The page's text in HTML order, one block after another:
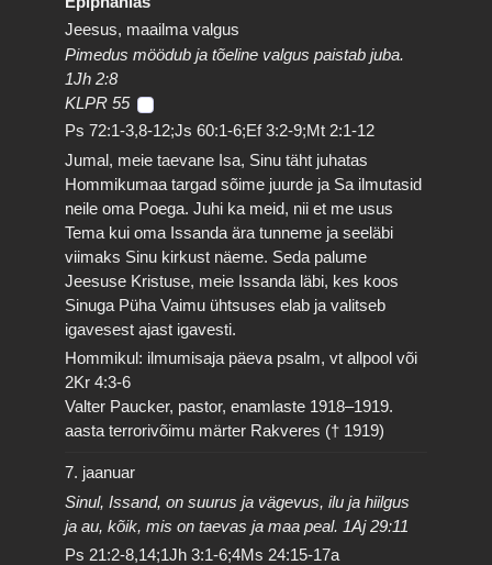
Jeesus, maailma valgus
Pimedus möödub ja tõeline valgus paistab juba.
1Jh 2:8
KLPR 55
Ps 72:1-3,8-12;Js 60:1-6;Ef 3:2-9;Mt 2:1-12
Jumal, meie taevane Isa, Sinu täht juhatas
Hommikumaa targad sõime juurde ja Sa ilmutasid
neile oma Poega. Juhi ka meid, nii et me usus
Tema kui oma Issanda ära tunneme ja seeläbi
viimaks Sinu kirkust näeme. Seda palume
Jeesuse Kristuse, meie Issanda läbi, kes koos
Sinuga Püha Vaimu ühtsuses elab ja valitseb
igavesest ajast igavesti.
Hommikul: ilmumisaja päeva psalm, vt allpool või
2Kr 4:3-6
Valter Paucker, pastor, enamlaste 1918–1919.
aasta terrorivõimu märter Rakveres († 1919)
7. jaanuar
Sinul, Issand, on suurus ja vägevus, ilu ja hiilgus
ja au, kõik, mis on taevas ja maa peal. 1Aj 29:11
Ps 21:2-8,14;1Jh 3:1-6;4Ms 24:15-17a